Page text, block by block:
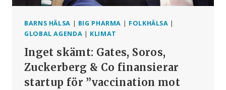
BARNS HÄLSA | BIG PHARMA | FOLKHÄLSA |
GLOBAL AGENDA | KLIMAT
Inget skämt: Gates, Soros,
Zuckerberg & Co finansierar
startup för ”vaccination mot